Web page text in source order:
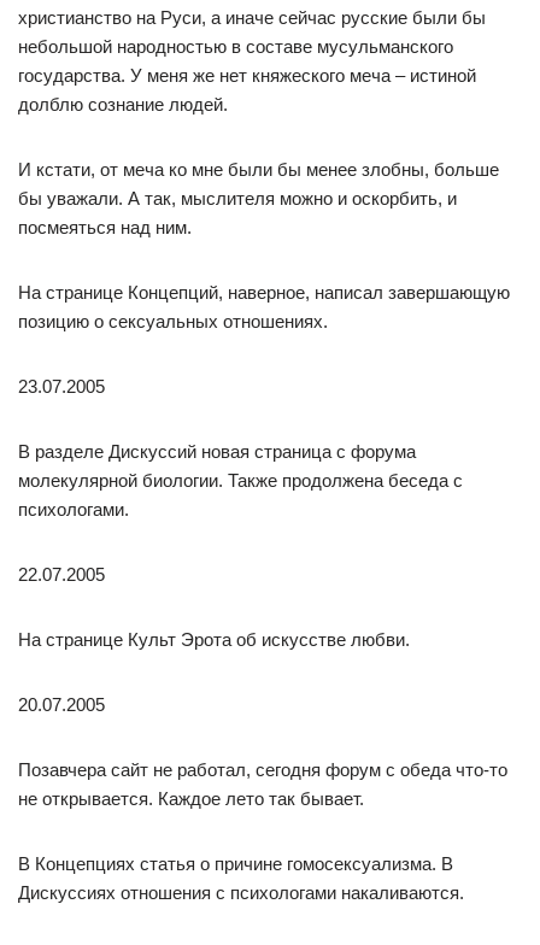
христианство на Руси, а иначе сейчас русские были бы
небольшой народностью в составе мусульманского
государства. У меня же нет княжеского меча – истиной
долблю сознание людей.
И кстати, от меча ко мне были бы менее злобны, больше
бы уважали. А так, мыслителя можно и оскорбить, и
посмеяться над ним.
На странице Концепций, наверное, написал завершающую
позицию о сексуальных отношениях.
23.07.2005
В разделе Дискуссий новая страница с форума
молекулярной биологии. Также продолжена беседа с
психологами.
22.07.2005
На странице Культ Эрота об искусстве любви.
20.07.2005
Позавчера сайт не работал, сегодня форум с обеда что-то
не открывается. Каждое лето так бывает.
В Концепциях статья о причине гомосексуализма. В
Дискуссиях отношения с психологами накаливаются.